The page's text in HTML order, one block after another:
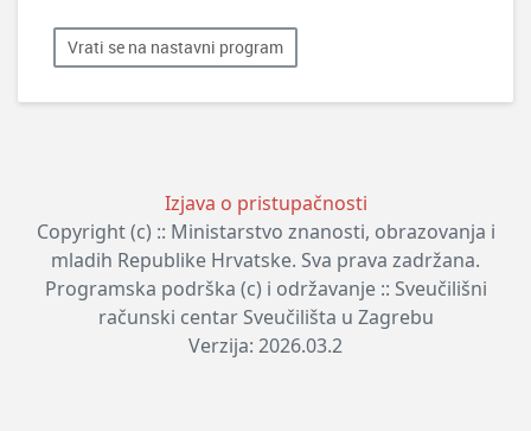
Vrati se na nastavni program
Izjava o pristupačnosti
Copyright (c) :: Ministarstvo znanosti, obrazovanja i
mladih Republike Hrvatske. Sva prava zadržana.
Programska podrška (c) i održavanje :: Sveučilišni
računski centar Sveučilišta u Zagrebu
Verzija: 2026.03.2